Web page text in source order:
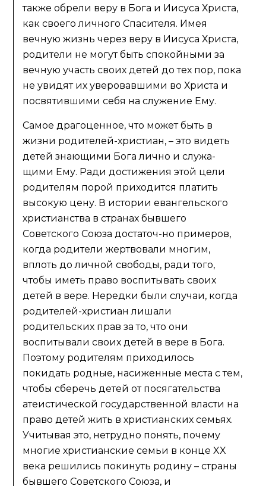
также обрели веру в Бога и Иисуса Христа,
как своего личного Спасителя. Имея
вечную жизнь через веру в Иисуса Христа,
родители не могут быть спокойными за
вечную участь своих детей до тех пор, пока
не увидят их уверовавшими во Христа и
посвятившими себя на служение Ему.
Самое драгоценное, что может быть в
жизни родителей-христиан, – это видеть
детей знающими Бога лично и служа-
щими Ему. Ради достижения этой цели
родителям порой приходится платить
высокую цену. В истории евангельского
христианства в странах бывшего
Советского Союза достаточ-но примеров,
когда родители жертвовали многим,
вплоть до личной свободы, ради того,
чтобы иметь право воспитывать своих
детей в вере. Нередки были случаи, когда
родителей-христиан лишали
родительских прав за то, что они
воспитывали своих детей в вере в Бога.
Поэтому родителям приходилось
покидать родные, насиженные места с тем,
чтобы сберечь детей от посягательства
атеистической государственной власти на
право детей жить в христианских семьях.
Учитывая это, нетрудно понять, почему
многие христианские семьи в конце XX
века решились покинуть родину – страны
бывшего Советского Союза, и